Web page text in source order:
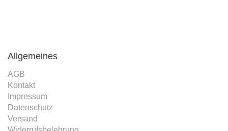
Allgemeines
AGB
Kontakt
Impressum
Datenschutz
Versand